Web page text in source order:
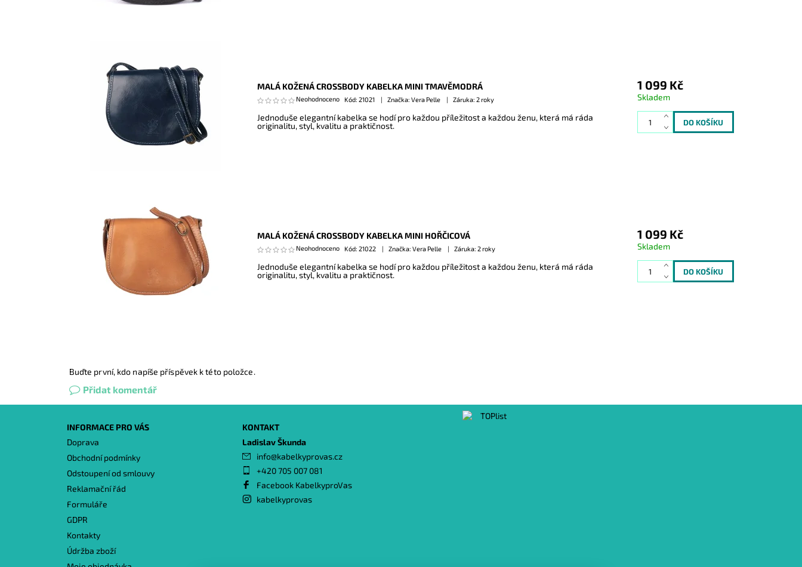
MALÁ KOŽENÁ CROSSBODY KABELKA MINI TMAVĚMODRÁ
Neohodnoceno Kód: 21021 Značka: Vera Pelle Záruka: 2 roky
Jednoduše elegantní kabelka se hodí pro každou příležitost a každou ženu, která má ráda
originalitu, styl, kvalitu a praktičnost.
1 099 Kč
Skladem
MALÁ KOŽENÁ CROSSBODY KABELKA MINI HOŘČICOVÁ
Neohodnoceno Kód: 21022 Značka: Vera Pelle Záruka: 2 roky
Jednoduše elegantní kabelka se hodí pro každou příležitost a každou ženu, která má ráda
originalitu, styl, kvalitu a praktičnost.
1 099 Kč
Skladem
Buďte první, kdo napíše příspěvek k této položce.
Přidat komentář
INFORMACE PRO VÁS
Doprava
Obchodní podmínky
Odstoupení od smlouvy
Reklamační řád
Formuláře
GDPR
Kontakty
Údržba zboží
KONTAKT
Ladislav Škunda
info@kabelkyprovas.cz
+420 705 007 081
Facebook KabelkyproVas
kabelkyprovas